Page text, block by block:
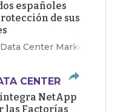
españoles
de sus
Center Market
CENTER
NetApp
las Factorías